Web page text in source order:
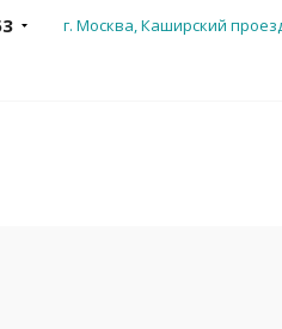
г. Москва, Каширский